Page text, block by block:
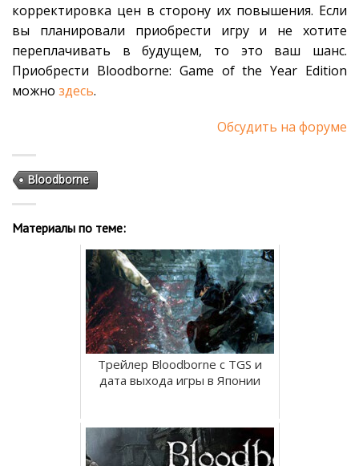
корректировка цен в сторону их повышения. Если
вы планировали приобрести игру и не хотите
переплачивать в будущем, то это ваш шанс.
Приобрести Bloodborne: Game of the Year Edition
можно здесь.
Обсудить на форуме
Bloodborne
Материалы по теме:
Трейлер Bloodborne с TGS и
дата выхода игры в Японии